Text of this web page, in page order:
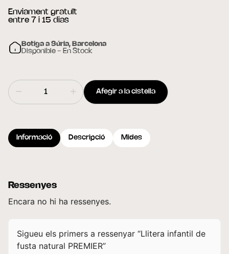
Enviament gratuït
entre 7 i 15 dias
Botiga a Súria, Barcelona
Disponible - En Stock
Afegir a la cistella
Informació Descripció Mides
Ressenyes
Encara no hi ha ressenyes.
Sigueu els primers a ressenyar “Llitera infantil de
fusta natural PREMIER”